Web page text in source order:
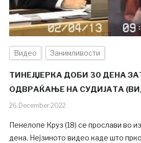
Видео Занимливости
ТИНЕЈЏЕРКА ДОБИ 30 ДЕНА
ОДВРАЌАЊЕ НА СУДИЈАТА
26.December.2022
Пенелопе Круз (18) се прослави во
дена. Нејзиното видео каде што